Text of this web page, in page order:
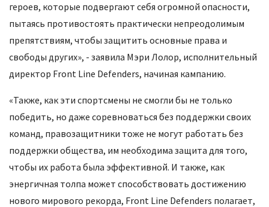
героев, которые подвергают себя огромной опасности,
пытаясь противостоять практически непреодолимым
препятствиям, чтобы защитить основные права и
свободы других», - заявила Мэри Лолор, исполнительный
директор Front Line Defenders, начиная кампанию.
«Также, как эти спортсмены не смогли бы не только
победить, но даже соревноваться без поддержки своих
команд, правозащитники тоже не могут работать без
поддержки общества, им необходима защита для того,
чтобы их работа была эффективной. И также, как
энергичная толпа может способствовать достижению
нового мирового рекорда, Front Line Defenders полагает,